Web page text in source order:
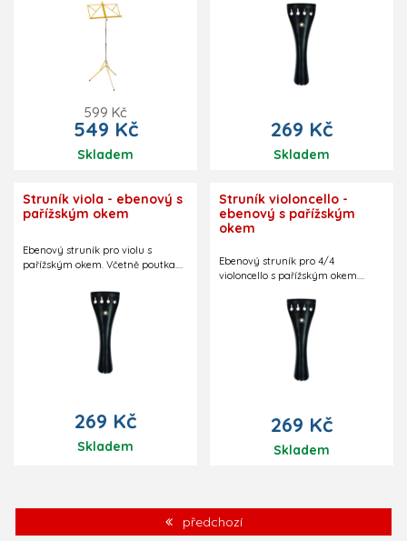
599 Kč
549 Kč
Skladem
Celková délka struníku vel. 4/4: 110
Celková délka struníku vel. 3/4: 104
Celková délka struníku vel. 1/2: 98
269 Kč
Skladem
Struník viola - ebenový s
pařížským okem
Ebenový struník pro violu s
pařížským okem. Včetně poutka.
Bez dolaďovačů.
269 Kč
Skladem
Struník violoncello -
ebenový s pařížským
okem
Ebenový struník pro 4/4
violoncello s pařížským okem.
struníku 238 mm. Bez dolaďovačů.
269 Kč
Skladem
předchozí